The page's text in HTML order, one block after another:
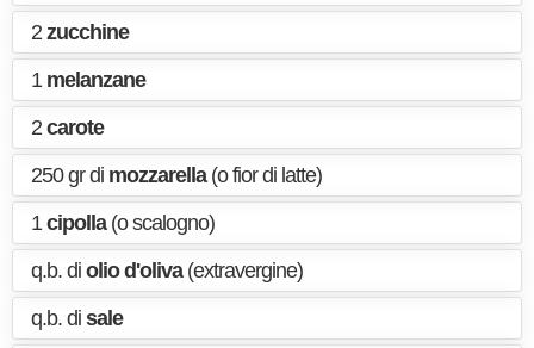
2 zucchine
1 melanzane
2 carote
250 gr di mozzarella(o fior di latte)
1cipolla(o scalogno)
q.b. di olio d'oliva(extravergine)
q.b. di sale